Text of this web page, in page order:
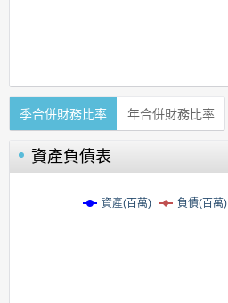
季合併財務比率 年合併財務比率
資產負債表
資產(百萬) 負債(百萬)